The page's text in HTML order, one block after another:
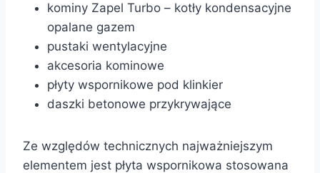
kominy Zapel Turbo – kotły kondensacyjne
opalane gazem
pustaki wentylacyjne
akcesoria kominowe
płyty wspornikowe pod klinkier
daszki betonowe przykrywające
Ze względów technicznych najważniejszym
elementem jest płyta wspornikowa stosowana